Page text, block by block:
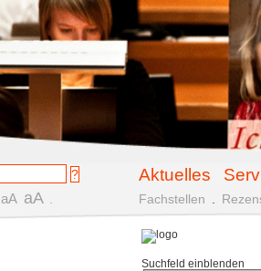
Aktuelles
aA aA Fachstellen
Suchfeld einblenden